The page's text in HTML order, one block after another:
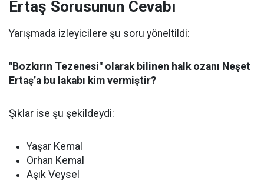
Ertaş Sorusunun Cevabı
Yarışmada izleyicilere şu soru yöneltildi:
"Bozkırın Tezenesi" olarak bilinen halk ozanı Neşet
Ertaş’a bu lakabı kim vermiştir?
Şıklar ise şu şekildeydi:
Yaşar Kemal
Orhan Kemal
Aşık Veysel